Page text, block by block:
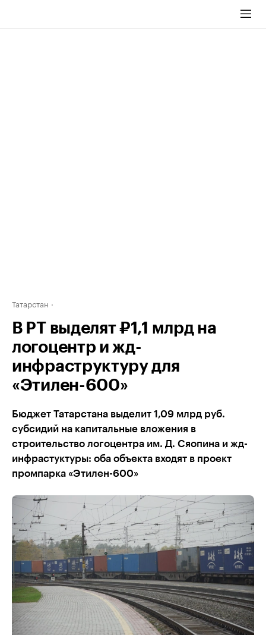
Татарстан
В РТ выделят ₽1,1 млрд на
логоцентр и жд-
инфраструктуру для
«Этилен-600»
Бюджет Татарстана выделит 1,09 млрд руб.
субсидий на капитальные вложения в
строительство логоцентра им. Д. Сяопина и жд-
инфрастуктуры: оба объекта входят в проект
промпарка «Этилен-600»